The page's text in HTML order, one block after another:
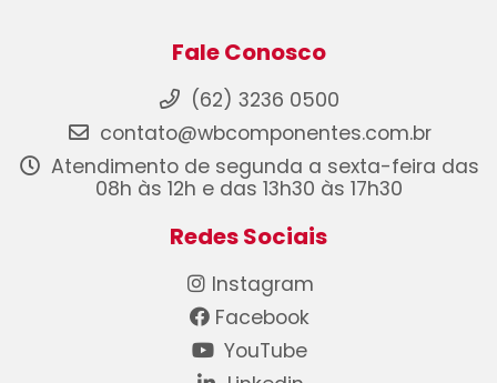
Fale Conosco
(62) 3236 0500
contato@wbcomponentes.com.br
Atendimento de segunda a sexta-feira das
08h às 12h e das 13h30 às 17h30
Redes Sociais
Instagram
Facebook
YouTube